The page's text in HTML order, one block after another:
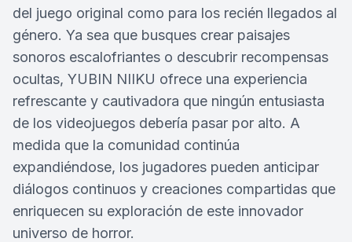
del juego original como para los recién llegados al
género. Ya sea que busques crear paisajes
sonoros escalofriantes o descubrir recompensas
ocultas, YUBIN NIIKU ofrece una experiencia
refrescante y cautivadora que ningún entusiasta
de los videojuegos debería pasar por alto. A
medida que la comunidad continúa
expandiéndose, los jugadores pueden anticipar
diálogos continuos y creaciones compartidas que
enriquecen su exploración de este innovador
universo de horror.